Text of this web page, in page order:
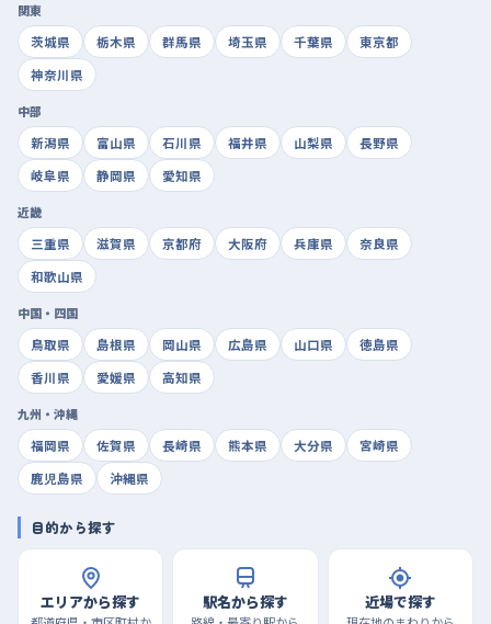
関東
茨城県
栃木県 群馬県 埼玉県 千葉県
東京都
神奈川県
中部
新潟県
富山県 石川県 福井県 山梨県
長野県
岐阜県
静岡県 愛知県
近畿
三重県
滋賀県 京都府 大阪府 兵庫県
奈良県
和歌山県
中国・四国
鳥取県
島根県 岡山県 広島県 山口県
徳島県
香川県
愛媛県 高知県
九州・沖縄
福岡県
佐賀県 長崎県 熊本県 大分県
宮崎県
鹿児島県
沖縄県
目的から探す
エリアから探す 駅名から探す 近場で探す